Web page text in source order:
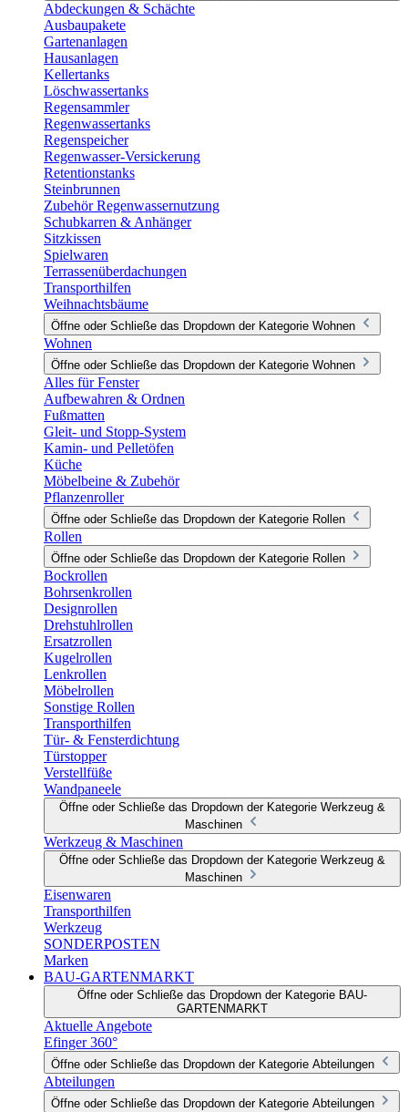
Abdeckungen & Schächte
Ausbaupakete
Gartenanlagen
Hausanlagen
Kellertanks
Löschwassertanks
Regensammler
Regenwassertanks
Regenspeicher
Regenwasser-Versickerung
Retentionstanks
Steinbrunnen
Zubehör Regenwassernutzung
Schubkarren & Anhänger
Sitzkissen
Spielwaren
Terrassenüberdachungen
Transporthilfen
Weihnachtsbäume
Öffne oder Schließe das Dropdown der Kategorie Wohnen
Wohnen
Öffne oder Schließe das Dropdown der Kategorie Wohnen
Alles für Fenster
Aufbewahren & Ordnen
Fußmatten
Gleit- und Stopp-System
Kamin- und Pelletöfen
Küche
Möbelbeine & Zubehör
Pflanzenroller
Öffne oder Schließe das Dropdown der Kategorie Rollen
Rollen
Öffne oder Schließe das Dropdown der Kategorie Rollen
Bockrollen
Bohrsenkrollen
Designrollen
Drehstuhlrollen
Ersatzrollen
Kugelrollen
Lenkrollen
Möbelrollen
Sonstige Rollen
Transporthilfen
Tür- & Fensterdichtung
Türstopper
Verstellfüße
Wandpaneele
Öffne oder Schließe das Dropdown der Kategorie Werkzeug &
Maschinen
Werkzeug & Maschinen
Öffne oder Schließe das Dropdown der Kategorie Werkzeug &
Maschinen
Eisenwaren
Transporthilfen
Werkzeug
SONDERPOSTEN
Marken
BAU-GARTENMARKT
Öffne oder Schließe das Dropdown der Kategorie BAU-
GARTENMARKT
Aktuelle Angebote
Efinger 360°
Öffne oder Schließe das Dropdown der Kategorie Abteilungen
Abteilungen
Öffne oder Schließe das Dropdown der Kategorie Abteilungen